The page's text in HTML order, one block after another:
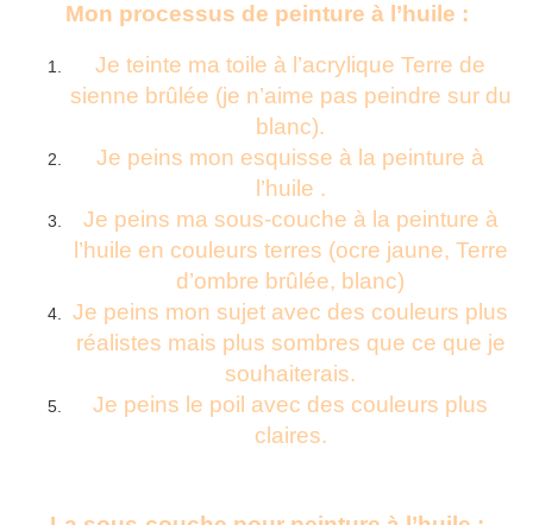
Mon processus de peinture à l’huile :
Je teinte ma toile à l’acrylique Terre de
sienne brûlée (je n’aime pas peindre sur du
blanc).
Je peins mon esquisse à la peinture à
l’huile .
Je peins ma sous-couche à la peinture à
l’huile en couleurs terres (ocre jaune, Terre
d’ombre brûlée, blanc)
Je peins mon sujet avec des couleurs plus
réalistes mais plus sombres que ce que je
souhaiterais.
Je peins le poil avec des couleurs plus
claires.